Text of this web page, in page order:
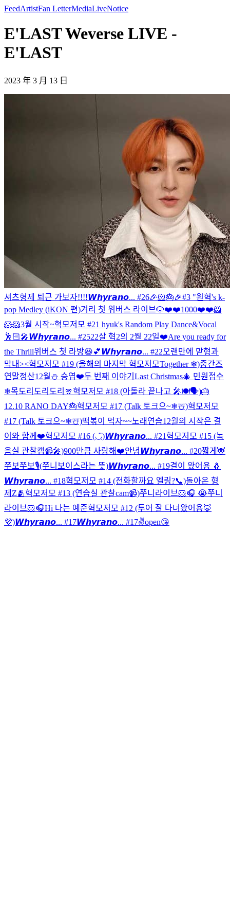
FeedArtistFan LetterMediaLiveNotice
E'LAST Weverse LIVE -
E'LAST
2023 年 3 月 13 日
셔츠형제 퇴근 가보자!!!!𝙒𝙝𝙮𝙧𝙖𝙣𝙤... #26🎉🐹🎂🎉#3 "원혁's k-
pop Medley (iKON 편)겨리 첫 위버스 라이브🐶❤️❤️1000❤️❤️🐹
🐹🐹3월 시작~혁모저모 #21 hyuk's Random Play Dance&Vocal
🕺🏻🎤𝙒𝙝𝙮𝙧𝙖𝙣𝙤... #2522살 혁2의 2월 22일❤️Are you ready for
the Thrill위버스 첫 라방😆💕𝙒𝙝𝙮𝙧𝙖𝙣𝙤... #22오랜만에 맏형과
막내><혁모저모 #19 (올해의 마지막 혁모저모Together ❄)중간즈
연말정산12월⛄️ 승엽❤️두 번째 이야기 Last Christmas🎄 민원접수
❄목도리도리도리🧣혁모저모 #18 (아돌라 끝나고 🎤🍽🗣)🎂
12.10 RANO DAY🎂혁모저모 #17 (Talk 토크으~❄☃️)혁모저모
#17 (Talk 토크으~❄☃️)떡볶이 먹자~~노래연습12월의 시작은 결
이와 함께❤️혁모저모 #16 (◡̈)𝙒𝙝𝙮𝙧𝙖𝙣𝙤... #21혁모저모 #15 (녹
음실 관찰캠📹🎤)900만큼 사랑해❤️안녕𝙒𝙝𝙮𝙧𝙖𝙣𝙤... #20짧게🦌
쭈보쭈보🎙️(쭈니보이스라는 뜻)𝙒𝙝𝙮𝙧𝙖𝙣𝙤... #19결이 왔어용 🐧
𝙒𝙝𝙮𝙧𝙖𝙣𝙤... #18혁모저모 #14 (전화할까요 엘링?📞)돌아온 형
제Z🫂혁모저모 #13 (연습실 관찰cam📹)쭈니라이브🐹🎧 😭쭈니
라이브🐹🎧Hi 나는 예준혁모저모 #12 (투어 잘 다녀왔어용🦊
💜)𝙒𝙝𝙮𝙧𝙖𝙣𝙤... #17𝙒𝙝𝙮𝙧𝙖𝙣𝙤... #17✌️open😘